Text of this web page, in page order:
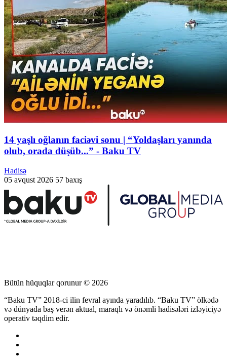
14 yaşlı oğlanın faciəvi sonu | “Yoldaşları yanında
olub, orada düşüb...” - Baku TV
Hadisə
05 avqust 2026 57 baxış
Bütün hüquqlar qorunur © 2026
“Baku TV” 2018-ci ilin fevral ayında yaradılıb. “Baku TV” ölkədə
və dünyada baş verən aktual, maraqlı və önəmli hadisələri izləyiciyə
operativ təqdim edir.